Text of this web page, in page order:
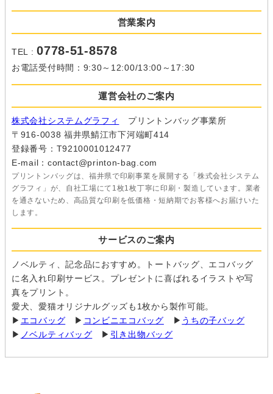
営業案内
TEL :0778-51-8578
お電話受付時間：9:30～12:00/13:00～17:30
運営会社のご案内
株式会社システムグラフィ
プリントンバッグ事業所
〒916-0038 福井県鯖江市下河端町414
登録番号：T9210001012477
E-mail：contact@printon-bag.com
プリントンバッグは、福井県で印刷事業を展開する「株式会社システム
グラフィ」が、自社工場にて1枚1枚丁寧に印刷・製造しています。業者
を通さないため、高品質な印刷を低価格・短納期でお客様へお届けいた
します。
サービスのご案内
ノベルティ、記念品におすすめ。トートバッグ、エコバッグ
に名入れ印刷サービス。プレゼントに喜ばれるイラストや写
真をプリント。
愛犬、愛猫オリジナルグッズも1枚から製作可能。
▶ エコバッグ ▶ コンビニエコバッグ ▶ うちの子バッグ
▶ ノベルティバッグ ▶ 引き出物バッグ